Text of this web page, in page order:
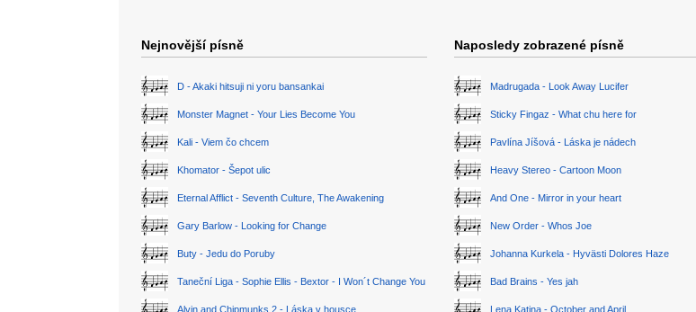
Nejnovější písně
D - Akaki hitsuji ni yoru bansankai
Monster Magnet - Your Lies Become You
Kali - Viem čo chcem
Khomator - Šepot ulic
Eternal Afflict - Seventh Culture, The Awakening
Gary Barlow - Looking for Change
Buty - Jedu do Poruby
Taneční Liga - Sophie Ellis - Bextor - I Won´t Change You
Alvin and Chipmunks 2 - Láska v housce
Naposledy zobrazené písně
Madrugada - Look Away Lucifer
Sticky Fingaz - What chu here for
Pavlína Jíšová - Láska je nádech
Heavy Stereo - Cartoon Moon
And One - Mirror in your heart
New Order - Whos Joe
Johanna Kurkela - Hyvästi Dolores Haze
Bad Brains - Yes jah
Lena Katina - October and April